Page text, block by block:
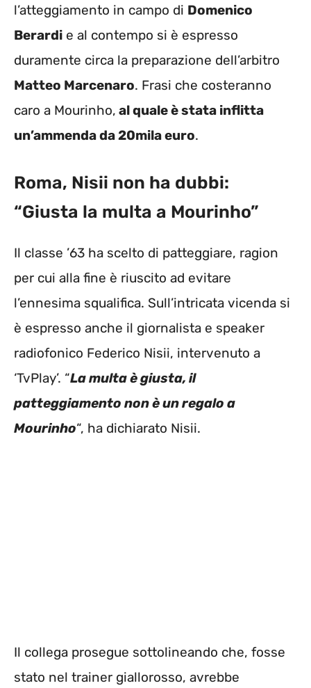
l’atteggiamento in campo di Domenico
Berardi e al contempo si è espresso
duramente circa la preparazione dell’arbitro
Matteo Marcenaro. Frasi che costeranno
caro a Mourinho, al quale è stata inflitta
un’ammenda da 20mila euro.
Roma, Nisii non ha dubbi:
“Giusta la multa a Mourinho”
Il classe ’63 ha scelto di patteggiare, ragion
per cui alla fine è riuscito ad evitare
l’ennesima squalifica. Sull’intricata vicenda si
è espresso anche il giornalista e speaker
radiofonico Federico Nisii, intervenuto a
‘TvPlay’. “La multa è giusta, il
patteggiamento non è un regalo a
Mourinho“, ha dichiarato Nisii.
Il collega prosegue sottolineando che, fosse
stato nel trainer giallorosso, avrebbe